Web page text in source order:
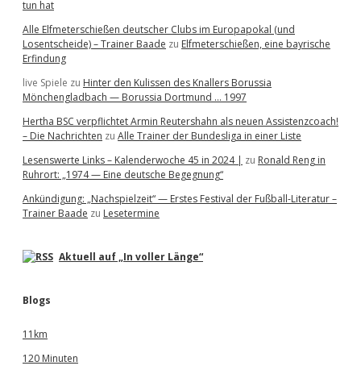
tun hat
Alle Elfmeterschießen deutscher Clubs im Europapokal (und
Losentscheide) – Trainer Baade zu Elfmeterschießen, eine bayrische
Erfindung
live Spiele zu Hinter den Kulissen des Knallers Borussia
Mönchengladbach — Borussia Dortmund … 1997
Hertha BSC verpflichtet Armin Reutershahn als neuen Assistenzcoach!
– Die Nachrichten zu Alle Trainer der Bundesliga in einer Liste
Lesenswerte Links – Kalenderwoche 45 in 2024 | zu Ronald Reng in
Ruhrort: „1974 — Eine deutsche Begegnung“
Ankündigung: „Nachspielzeit“ — Erstes Festival der Fußball-Literatur –
Trainer Baade zu Lesetermine
Aktuell auf „In voller Länge“
Blogs
11km
120 Minuten